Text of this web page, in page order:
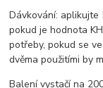
Dávkování: aplikujte
pokud je hodnota
potřeby, pokud se
dvěma použitími by
Balení vystačí na